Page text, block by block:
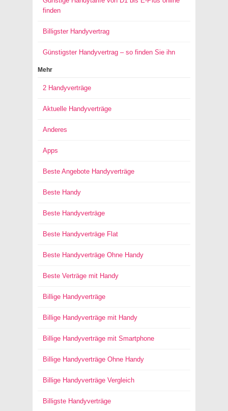
finden
Billigster Handyvertrag
Günstigster Handyvertrag – so finden Sie ihn
Mehr
2 Handyverträge
Aktuelle Handyverträge
Anderes
Apps
Beste Angebote Handyverträge
Beste Handy
Beste Handyverträge
Beste Handyverträge Flat
Beste Handyverträge Ohne Handy
Beste Verträge mit Handy
Billige Handyverträge
Billige Handyverträge mit Handy
Billige Handyverträge mit Smartphone
Billige Handyverträge Ohne Handy
Billige Handyverträge Vergleich
Billigste Handyverträge